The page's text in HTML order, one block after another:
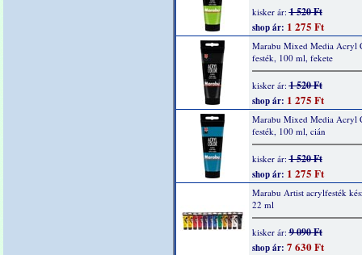
kisker ár:1 520 Ft
shop ár: 1 275 Ft
Marabu Mixed Media Acryl
festék, 100 ml, fekete
kisker ár:1 520 Ft
shop ár: 1 275 Ft
Marabu Mixed Media Acryl
festék, 100 ml, cián
kisker ár:1 520 Ft
shop ár: 1 275 Ft
Marabu Artist acrylfesték
22 ml
kisker ár:9 090 Ft
shop ár: 7 630 Ft